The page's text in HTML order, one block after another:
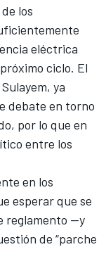
los
eléctrica
ciclo. El
ya
debate en torno
por lo que en
entre los
en los
esperar que se
reglamento —y
de “parche